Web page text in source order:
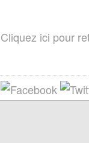
Cliquez ici pour